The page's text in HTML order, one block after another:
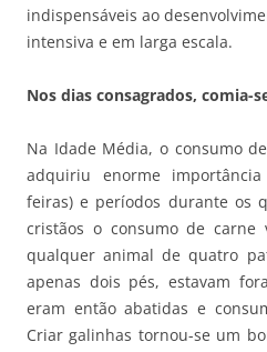
indispensáveis ao
intensiva e em larga escala.
Nos dias consagrados, comia-
Na Idade Média, o consumo
adquiriu enorme
feiras) e períodos durante os
cristãos o consumo de
qualquer animal de quatro
apenas dois pés, estavam
eram então abatidas e
Criar galinhas tornou-se um